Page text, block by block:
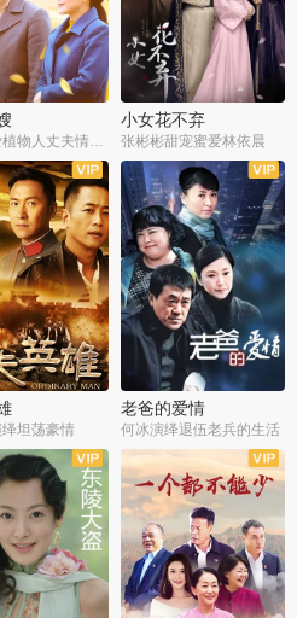
女子痴爱植物人丈夫情定一生
小女花不弃
张彬彬甜宠蜜爱林依晨
坦荡豪情
全32集
老爸的爱情
何冰演绎退伍老兵的生活
全36集